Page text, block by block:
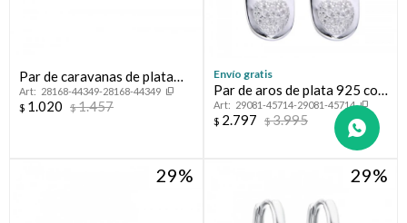
Par de caravanas de plata
925. LINEA NAZAR.
28168-44349-28168-44349
$ 1.020 $1.457
Envío gratis
Par de aros de plata 925 con
circonias.
29081-45714-29081-45714
$ 2.797 $3.995
29 29